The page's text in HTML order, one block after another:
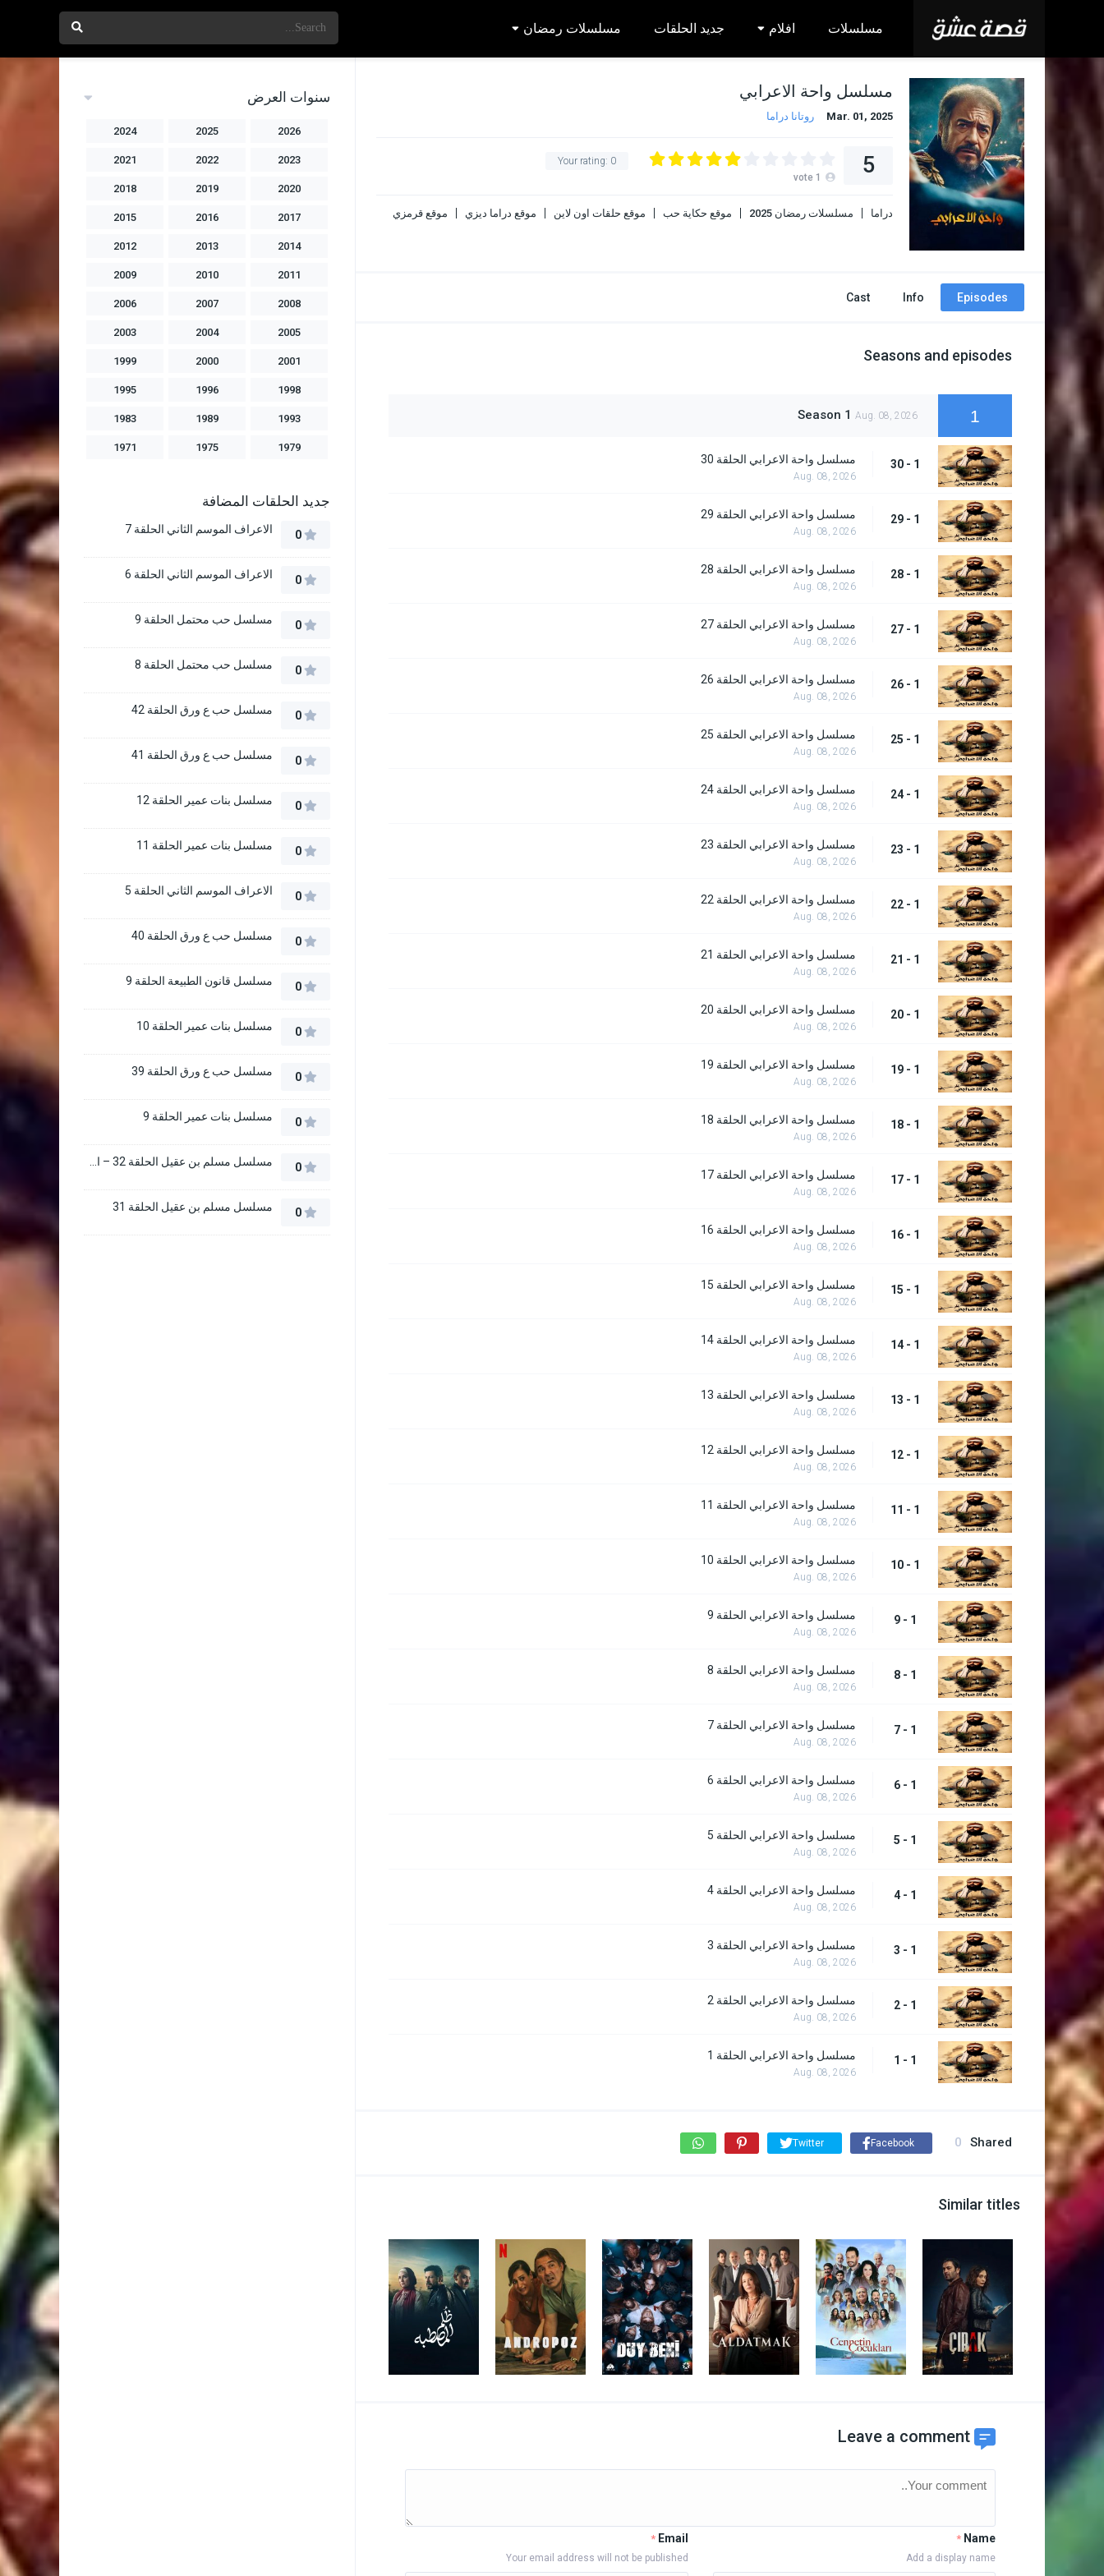
مسلسلات افلام جديد الحلقات مسلسلات رمضان
مسلسل واحة الاعرابي
Mar. 01, 2025 روتانا دراما
Your rating: 0 5
1
vote
دراما مسلسلات رمضان 2025 موقع حكاية حب موقع حلقات اون لاين موقع دراما ديزي موقع قرمزي
Episodes
Info
Cast
Seasons and episodes
1
Season 1 Aug. 08, 2026
1 - 30 مسلسل واحة الاعرابي الحلقة 30
Aug. 08, 2026
1 - 29 مسلسل واحة الاعرابي الحلقة 29
Aug. 08, 2026
1 - 28 مسلسل واحة الاعرابي الحلقة 28
Aug. 08, 2026
1 - 27 مسلسل واحة الاعرابي الحلقة 27
Aug. 08, 2026
1 - 26 مسلسل واحة الاعرابي الحلقة 26
Aug. 08, 2026
1 - 25 مسلسل واحة الاعرابي الحلقة 25
Aug. 08, 2026
1 - 24 مسلسل واحة الاعرابي الحلقة 24
Aug. 08, 2026
1 - 23 مسلسل واحة الاعرابي الحلقة 23
Aug. 08, 2026
1 - 22 مسلسل واحة الاعرابي الحلقة 22
Aug. 08, 2026
1 - 21 مسلسل واحة الاعرابي الحلقة 21
Aug. 08, 2026
1 - 20 مسلسل واحة الاعرابي الحلقة 20
Aug. 08, 2026
1 - 19 مسلسل واحة الاعرابي الحلقة 19
Aug. 08, 2026
1 - 18 مسلسل واحة الاعرابي الحلقة 18
Aug. 08, 2026
1 - 17 مسلسل واحة الاعرابي الحلقة 17
Aug. 08, 2026
1 - 16 مسلسل واحة الاعرابي الحلقة 16
Aug. 08, 2026
1 - 15 مسلسل واحة الاعرابي الحلقة 15
Aug. 08, 2026
1 - 14 مسلسل واحة الاعرابي الحلقة 14
Aug. 08, 2026
1 - 13 مسلسل واحة الاعرابي الحلقة 13
Aug. 08, 2026
1 - 12 مسلسل واحة الاعرابي الحلقة 12
Aug. 08, 2026
1 - 11 مسلسل واحة الاعرابي الحلقة 11
Aug. 08, 2026
1 - 10 مسلسل واحة الاعرابي الحلقة 10
Aug. 08, 2026
1 - 9 مسلسل واحة الاعرابي الحلقة 9
Aug. 08, 2026
1 - 8 مسلسل واحة الاعرابي الحلقة 8
Aug. 08, 2026
1 - 7 مسلسل واحة الاعرابي الحلقة 7
Aug. 08, 2026
1 - 6 مسلسل واحة الاعرابي الحلقة 6
Aug. 08, 2026
1 - 5 مسلسل واحة الاعرابي الحلقة 5
Aug. 08, 2026
1 - 4 مسلسل واحة الاعرابي الحلقة 4
Aug. 08, 2026
1 - 3 مسلسل واحة الاعرابي الحلقة 3
Aug. 08, 2026
1 - 2 مسلسل واحة الاعرابي الحلقة 2
Aug. 08, 2026
1 - 1 مسلسل واحة الاعرابي الحلقة 1
Aug. 08, 2026
Shared
0
Facebook
Twitter
Similar titles
Leave a comment
Name
*
Add a display name
Email
*
Your email address will not be published
سنوات العرض
2026
2025
2024
2023
2022
2021
2020
2019
2018
2017
2016
2015
2014
2013
2012
2011
2010
2009
2008
2007
2006
2005
2004
2003
2001
2000
1999
1998
1996
1995
1993
1989
1983
1979
1975
1971
جديد الحلقات المضافة
0 الاعراف الموسم الثاني الحلقة 7
0 الاعراف الموسم الثاني الحلقة 6
0 مسلسل حب محتمل الحلقة 9
0 مسلسل حب محتمل الحلقة 8
0 مسلسل حب ع ورق الحلقة 42
0 مسلسل حب ع ورق الحلقة 41
0 مسلسل بنات عمير الحلقة 12
0 مسلسل بنات عمير الحلقة 11
0 الاعراف الموسم الثاني الحلقة 5
0 مسلسل حب ع ورق الحلقة 40
0 مسلسل قانون الطبيعة الحلقة 9
0 مسلسل بنات عمير الحلقة 10
0 مسلسل حب ع ورق الحلقة 39
0 مسلسل بنات عمير الحلقة 9
0
0 مسلسل مسلم بن عقيل الحلقة 31